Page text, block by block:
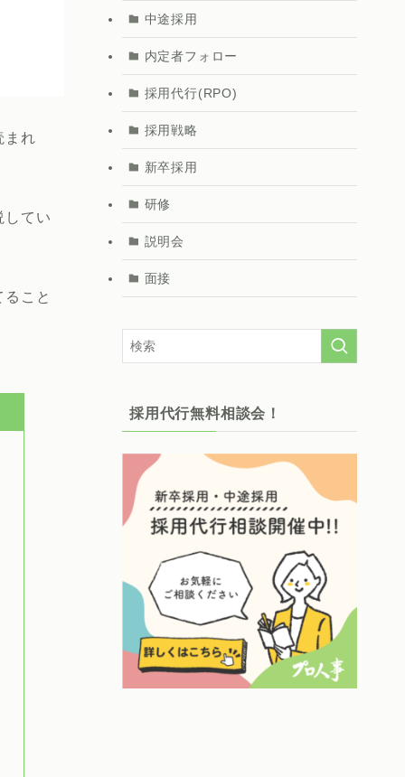
まれ
してい
こと
中途採用
内定者フォロー
採用代行(RPO)
採用戦略
新卒採用
研修
説明会
面接
採用代行無料相談会！